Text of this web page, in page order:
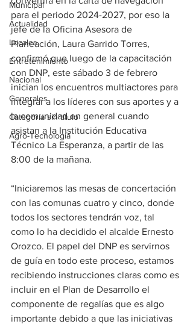
Municipal
Actualidad
Locales
Entretenimiento
Nacional
Generales
Categoría sin título
Agro-Tecnología
para el periodo 2024-2027, por eso la
jefe de la Oficina Asesora de
Planeación, Laura Garrido Torres,
confirmó que luego de la capacitación
con DNP, este sábado 3 de febrero
inician los encuentros multiactores para
integrar a los líderes con sus aportes y a
la comunidad en general cuando
asistan a la Institución Educativa
Técnico La Esperanza, a partir de las
8:00 de la mañana.
“Iniciaremos las mesas de concertación
con las comunas cuatro y cinco, donde
todos los sectores tendrán voz, tal
como lo ha decidido el alcalde Ernesto
Orozco. El papel del DNP es servirnos
de guía en todo este proceso, estamos
recibiendo instrucciones claras como es
incluir en el Plan de Desarrollo el
componente de regalías que es algo
importante debido a que las iniciativas